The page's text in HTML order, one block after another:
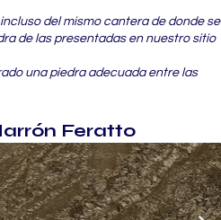
del mismo cantera de donde se
de las presentadas en nuestro sitio
una piedra adecuada entre las
Feratto